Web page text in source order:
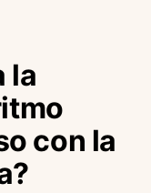
la
con la